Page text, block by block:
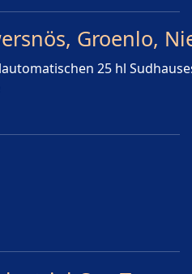
Groenlo,
25 hl